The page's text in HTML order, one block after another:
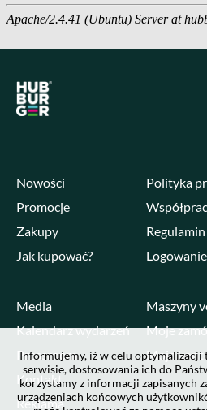
Nowości
Promocje
Zakupy
Jak kupować?
Polityka
Regulamin
Logowanie
Media
Kalendarz wydarzeń
Pressroom
Kontakt
Reklama
Maszyny
Moje
Moje
Informujemy, iż w celu optymalizacji
serwisie, dostosowania ich do
korzystamy z informacji zapisanych
urządzeniach końcowych